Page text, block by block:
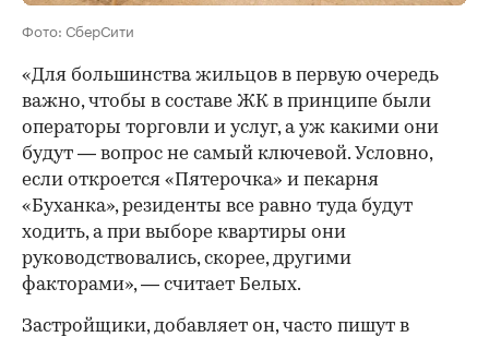
Фото: СберСити
«Для большинства жильцов в первую очередь
важно, чтобы в составе ЖК в принципе были
операторы торговли и услуг, а уж какими они
будут — вопрос не самый ключевой. Условно,
если откроется «Пятерочка» и пекарня
«Буханка», резиденты все равно туда будут
ходить, а при выборе квартиры они
руководствовались, скорее, другими
факторами», — считает Белых.
Застройщики, добавляет он, часто пишут в